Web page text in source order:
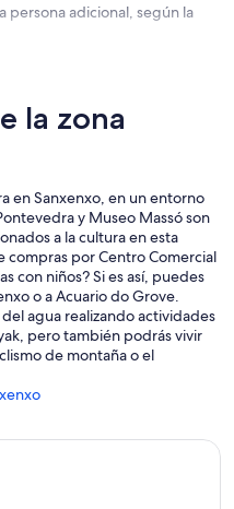
persona adicional, según la
la zona
en Sanxenxo, en un entorno
y Museo Massó son
a la cultura en esta
por Centro Comercial
con niños? Si es así, puedes
o a Acuario do Grove.
agua realizando actividades
pero también podrás vivir
de montaña o el